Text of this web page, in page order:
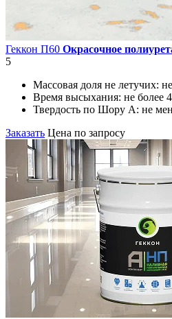
Геккон П60 Окрасочное
5
Массовая доля не летучих:
Время высыхания: не более
Твердость по Шору А: не
Заказать Цена по запросу